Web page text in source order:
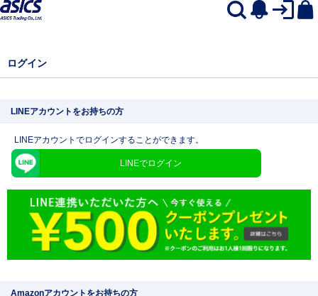
ログイン
LINEアカウントをお持ちの方
LINEアカウントでログインすることができます。
LINEでログイン
Amazonアカウントをお持ちの方